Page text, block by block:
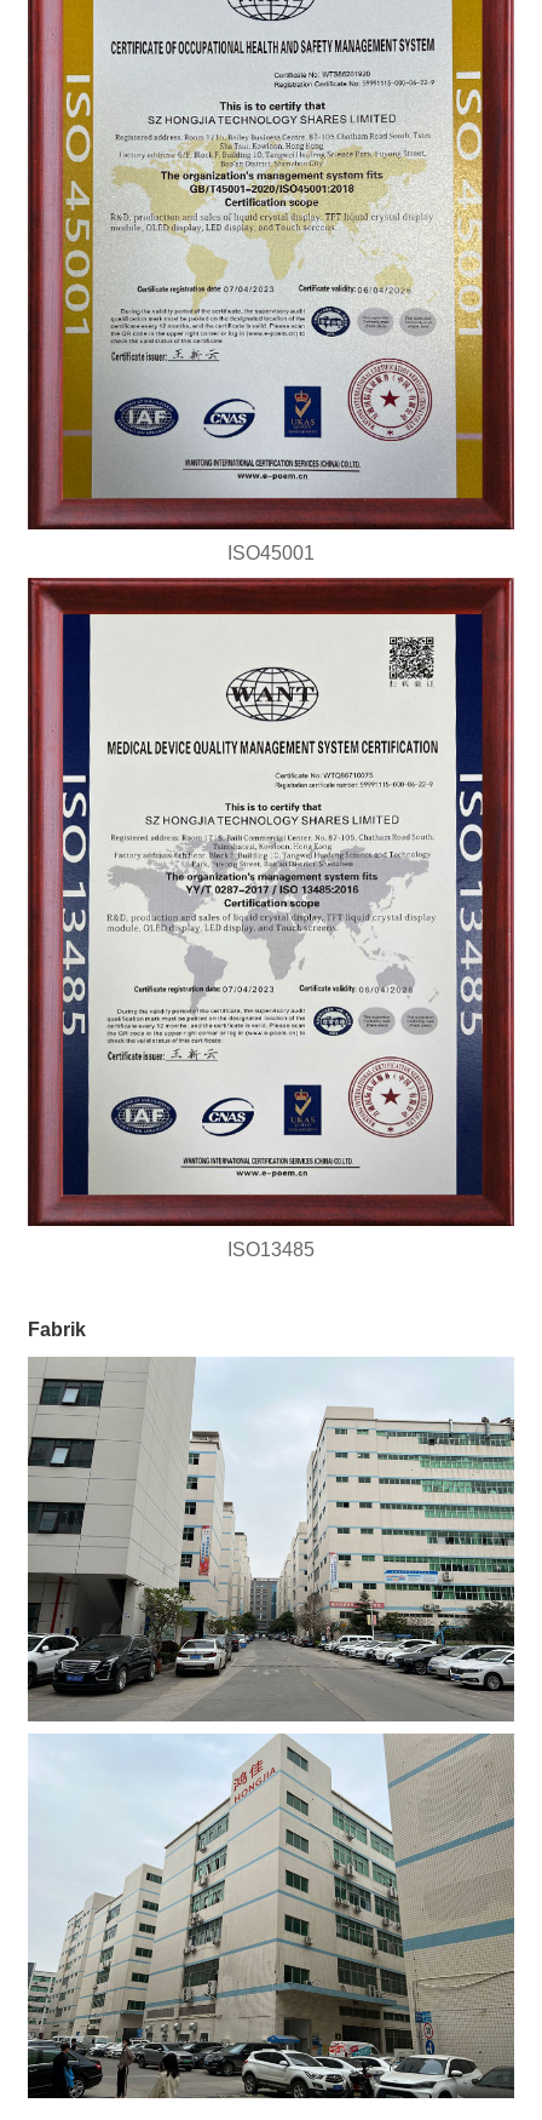
ISO45001
ISO13485
Fabrik